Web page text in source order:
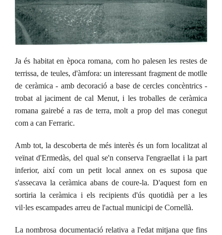
Ja és habitat en època romana, com ho palesen les restes de
terrissa, de teules, d'àmfora: un interessant fragment de motlle
de ceràmica - amb decoració a base de cercles concèntrics -
trobat al jaciment de cal Menut, i les troballes de ceràmica
romana gairebé a ras de terra, molt a prop del mas conegut
com a can Ferraric.
Amb tot, la descoberta de més interès és un forn localitzat al
veïnat d'Ermedàs, del qual se'n conserva l'engraellat i la part
inferior, així com un petit local annex on es suposa que
s'assecava la ceràmica abans de coure-la. D'aquest forn en
sortiria la ceràmica i els recipients d'ús quotidià per a les
vil·les escampades arreu de l'actual municipi de Cornellà.
La nombrosa documentació relativa a l'edat mitjana que fins